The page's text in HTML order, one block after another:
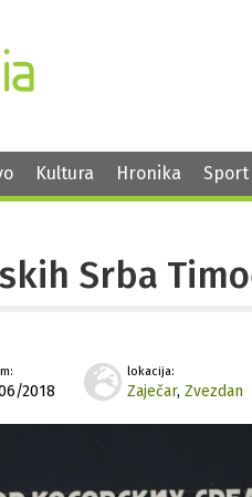
Kultura Hronika Sport
Srba
2018
lokacija:
Zaječar, Zvezdan